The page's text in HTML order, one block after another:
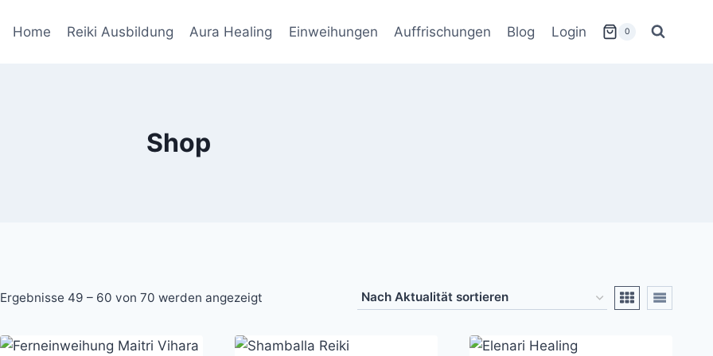
Home Reiki Ausbildung Aura Healing Einweihungen Auffrischungen Blog Login 0
Shop
Ergebnisse 49 – 60 von 70 werden angezeigt
sortiert